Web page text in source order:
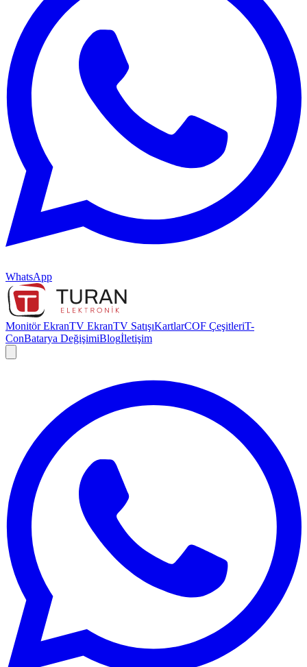
WhatsApp
Monitör EkranTV EkranTV SatışıKartlarCOF ÇeşitleriT-
ConBatarya DeğişimiBlogİletişim